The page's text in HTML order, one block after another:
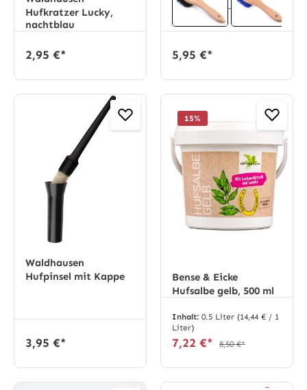
Hufkratzer Lucky,
nachtblau
2,95 €* 5,95 €*
Waldhausen
Hufpinsel mit Kappe
3,95 €*
15%
Bense & Eicke
Hufsalbe gelb, 500 ml
Inhalt: 0.5 Liter (14,44 € / 1
Liter)
7,22 €* 8,50 €*